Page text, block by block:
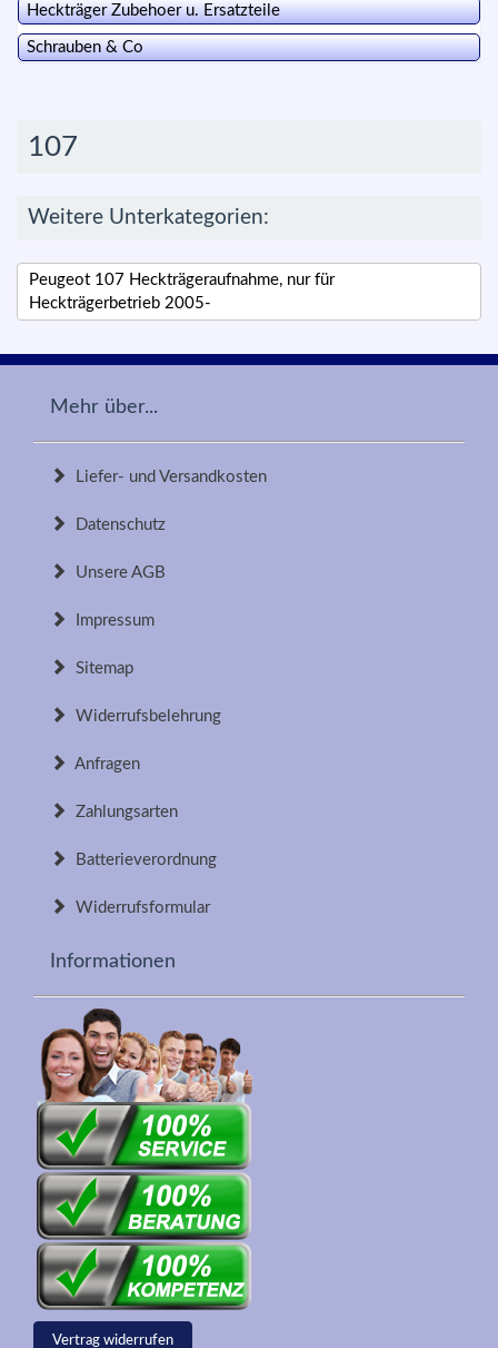
Heckträger Zubehoer u. Ersatzteile
Schrauben & Co
107
Weitere Unterkategorien:
Peugeot 107 Heckträgeraufnahme, nur für
Heckträgerbetrieb 2005-
Mehr über...
Liefer- und Versandkosten
Datenschutz
Unsere AGB
Impressum
Sitemap
Widerrufsbelehrung
Anfragen
Zahlungsarten
Batterieverordnung
Widerrufsformular
Informationen
Vertrag widerrufen